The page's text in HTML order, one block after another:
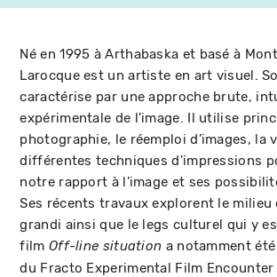
Né en 1995 à Arthabaska et basé à
Larocque est un artiste en art visuel.
caractérise par une approche brute,
expérimentale de l'image. Il utilise
photographie, le réemploi d’images, la
différentes techniques d'impressions
notre rapport à l'image et ses
Ses récents travaux explorent le milieu
grandi ainsi que le legs culturel qui y
film Off-line situation a notamment
du Fracto Experimental Film Encounter